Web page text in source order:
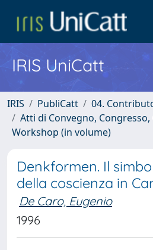
IRIS UniCatt
IRIS PubliCatt
04.
Atti di Convegno,
Workshop (in volume)
Denkformen. Il
della coscienza in
De Caro, Eugenio
1996